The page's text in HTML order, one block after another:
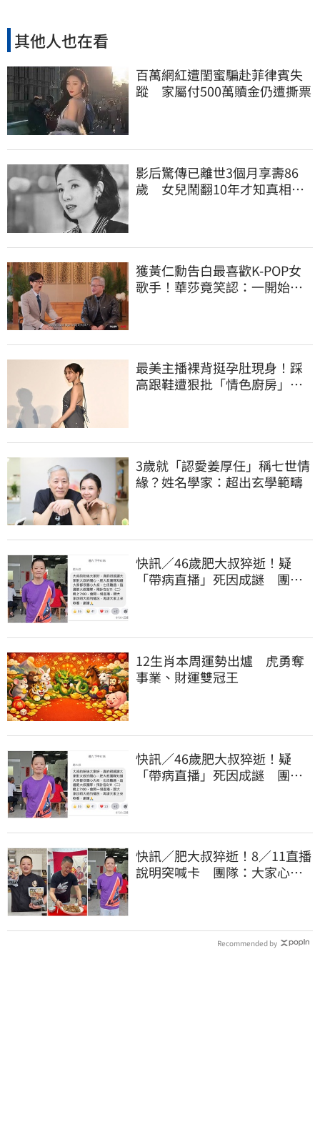
其他人也在看
百萬網紅遭閨蜜騙赴菲律賓失
蹤 家屬付500萬贖金仍遭撕票
影后驚傳已離世3個月享壽86
歲 女兒鬧翻10年才知真相
獲黃仁勳告白最喜歡K-POP女
歌手！華莎竟笑認：一開始不
最美主播裸背挺孕肚現身！踩
高跟鞋遭狠批「情色廚房」：
3歲就「認愛姜厚任」稱七世情
緣？姓名學家：超出玄學範疇
快訊／46歲肥大叔猝逝！疑
「帶病直播」死因成謎 團隊
12生肖本周運勢出爐 虎勇奪
事業、財運雙冠王
快訊／46歲肥大叔猝逝！疑
「帶病直播」死因成謎 團隊
快訊／肥大叔猝逝！8／11直播
說明突喊卡 團隊：大家心情
Recommended by